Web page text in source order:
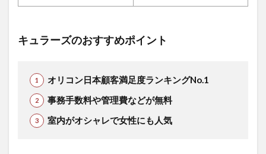
キュラーズのおすすめポイント
オリコン日本顧客満足度ランキングNo.1
事務手数料や管理費などが無料
室内がオシャレで女性にも人気